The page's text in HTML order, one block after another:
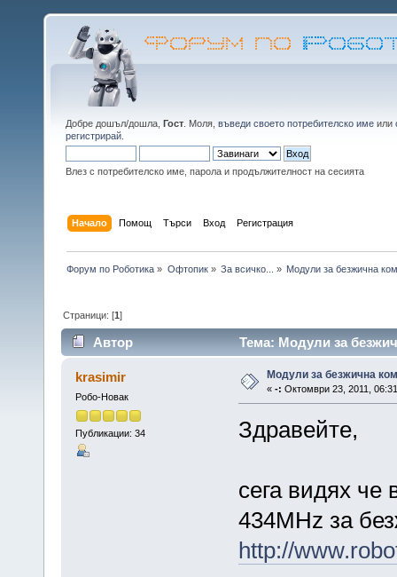
Добре дошъл/дошла, Гост . Моля, въведи своето потребителско име или
регистрирай
Влез с потребителско име, парола и продължителност на сесията
Начало Помощ Търси Вход Регистрация
Форум по Роботика » Офтопик» За всичко... » Модули за безжична
Страници: [1]
Автор Тема: Модули за
krasimir
Робо-Новак
Публикации: 34
Модули за безжична
« -: Октомври 23, 2011,
Здравейте,
сега видях че
434MHz за
http://